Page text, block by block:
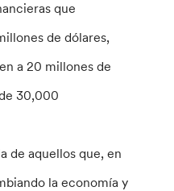
que
de dólares,
a 20 millones de
30,000
de aquellos que, en
la economía y